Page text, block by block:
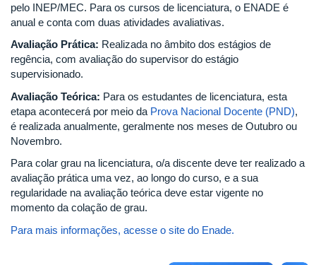
pelo INEP/MEC. Para os cursos de licenciatura, o ENADE é
anual e conta com duas atividades avaliativas.
Avaliação Prática: Realizada no âmbito dos estágios de
regência, com avaliação do supervisor do estágio
supervisionado.
Avaliação Teórica: Para os estudantes de licenciatura, esta
etapa acontecerá por meio da Prova Nacional Docente (PND),
é realizada anualmente, geralmente nos meses de Outubro ou
Novembro.
Para colar grau na licenciatura, o/a discente deve ter realizado a
avaliação prática uma vez, ao longo do curso, e a sua
regularidade na avaliação teórica deve estar vigente no
momento da colação de grau.
Para mais informações, acesse o site do Enade.